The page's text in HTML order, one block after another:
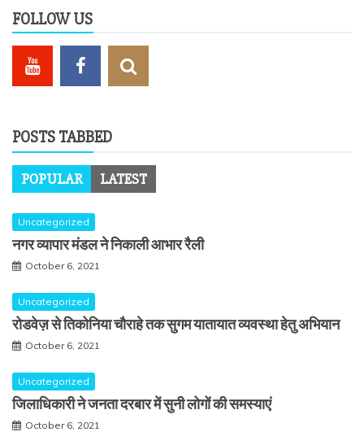
FOLLOW US
POSTS TABBED
POPULAR LATEST
Uncategorized
नगर व्यापार मंडल ने निकाली आभार रैली
October 6, 2021
Uncategorized
रोडवेज़ से तिकोनिया चौराहे तक सुगम यातायात व्यवस्था हेतु अभियान
October 6, 2021
Uncategorized
जिलाधिकारी ने जनता दरबार में सुनी लोगों की समस्याएं
October 6, 2021